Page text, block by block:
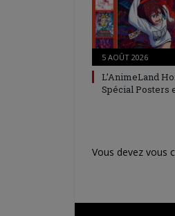
5 AOÛT 2026
L’AnimeLand
Spécial Posters
Vous devez vous